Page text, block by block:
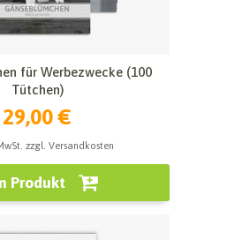
für Werbezwecke (100
Tütchen)
29,00 €
zzgl. Versandkosten
Produkt